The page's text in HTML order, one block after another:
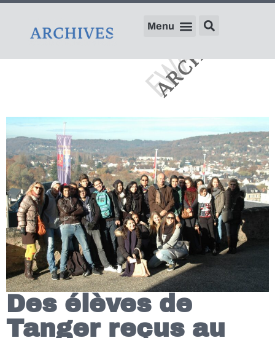
Des élèves de
Tanger reçus au